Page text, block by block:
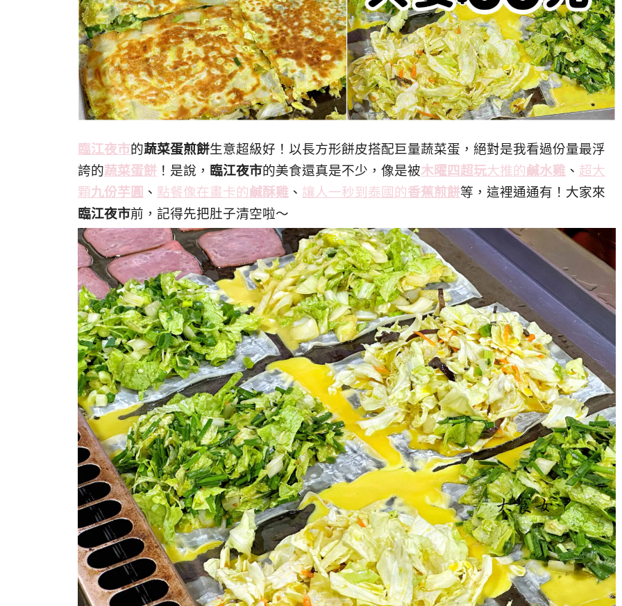
臨江夜市的蔬菜蛋煎餅生意超級好！以長方形餅皮搭配巨量蔬菜蛋，絕對是我看過份量最浮
誇的蔬菜蛋餅 ！是說， 臨江夜市的美食還真是不少，像是被木曜四超玩大推的鹹水雞 、 超大
顆九份芋圓 、 點餐像在畫卡的鹹酥雞 、 讓人一秒到泰國的香蕉煎餅等，這裡通通有！大家來
臨江夜市前，記得先把肚子清空啦～